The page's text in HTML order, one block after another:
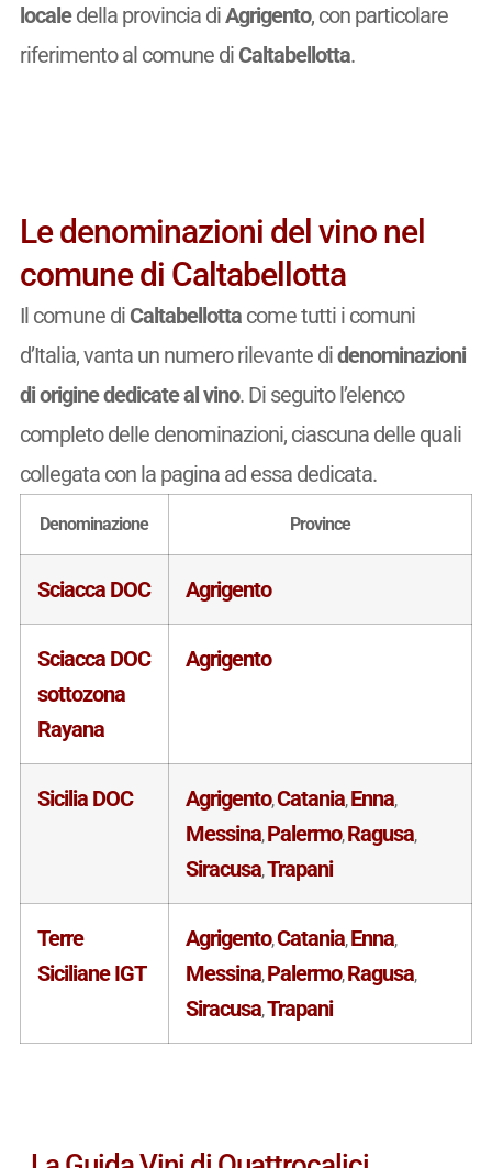
localedella provincia diAgrigento, con particolare
riferimento al comune di Caltabellotta.
Le denominazioni del vino nel
comune di Caltabellotta
Il comune di Caltabellottacome tutti i comuni
d’Italia, vanta un numero rilevante didenominazioni
di origine dedicate al vino. Di seguito l’elenco
completo delle denominazioni, ciascuna delle quali
collegata con la pagina ad essa dedicata.
Denominazione Province
Sciacca DOC Agrigento
Sciacca DOC
sottozona
Rayana
Agrigento
Sicilia DOC Agrigento,Catania,Enna,
Messina,Palermo,Ragusa,
Siracusa,Trapani
Terre
Siciliane IGT
Agrigento,Catania,Enna,
Messina,Palermo,Ragusa,
Siracusa,Trapani